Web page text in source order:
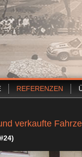
REFERENZEN
verkaufte